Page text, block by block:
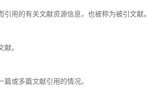
用的有关文献资源信息，也被称为被引文献。
。
或多篇文献引用的情况。